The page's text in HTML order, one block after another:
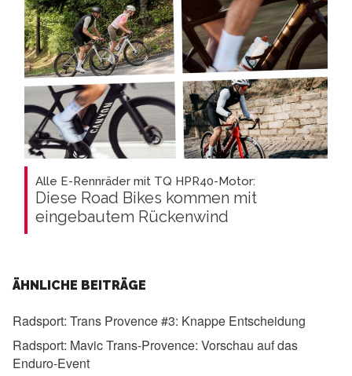
Alle E-Rennräder mit TQ HPR40-Motor:
Diese Road Bikes kommen mit
eingebautem Rückenwind
ÄHNLICHE BEITRÄGE
Radsport: Trans Provence #3: Knappe Entscheidung
Radsport: Mavic Trans-Provence: Vorschau auf das
Enduro-Event